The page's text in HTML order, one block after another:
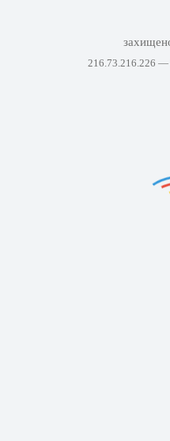
216.73.216.226 —